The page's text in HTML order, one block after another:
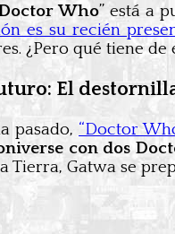
Who” está a
es su recién
¿Pero qué tiene
El
pasado, “Doctor
con dos
Tierra, Gatwa se